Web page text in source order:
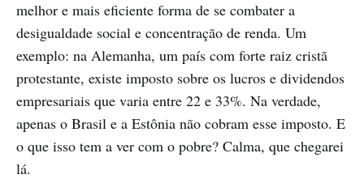
melhor e mais eficiente forma de se combater a
desigualdade social e concentração de renda. Um
exemplo: na Alemanha, um país com forte raiz cristã
protestante, existe imposto sobre os lucros e dividendos
empresariais que varia entre 22 e 33%. Na verdade,
apenas o Brasil e a Estônia não cobram esse imposto. E
o que isso tem a ver com o pobre? Calma, que chegarei
lá.